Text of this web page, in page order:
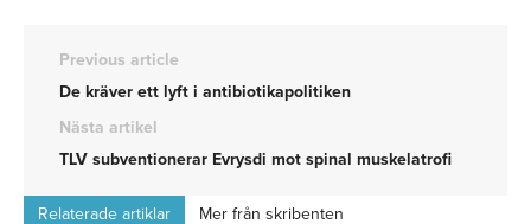
Previous article
De kräver ett lyft i antibiotikapolitiken
Nästa artikel
TLV subventionerar Evrysdi mot spinal muskelatrofi
Relaterade artiklar Mer från skribenten